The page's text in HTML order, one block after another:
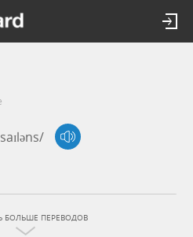
БОЛЬШЕ ПЕРЕВОДОВ